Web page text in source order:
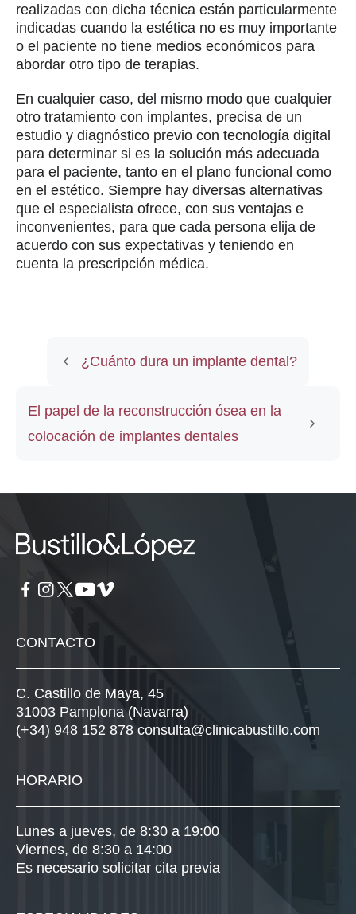
realizadas con dicha técnica están particularmente
indicadas cuando la estética no es muy importante
o el paciente no tiene medios económicos para
abordar otro tipo de terapias.
En cualquier caso, del mismo modo que cualquier
otro tratamiento con implantes, precisa de un
estudio y diagnóstico previo con tecnología digital
para determinar si es la solución más adecuada
para el paciente, tanto en el plano funcional como
en el estético. Siempre hay diversas alternativas
que el especialista ofrece, con sus ventajas e
inconvenientes, para que cada persona elija de
acuerdo con sus expectativas y teniendo en
cuenta la prescripción médica.
¿Cuánto dura un implante dental?
El papel de la reconstrucción ósea en la
colocación de implantes dentales
CONTACTO
C. Castillo de Maya, 45
31003 Pamplona (Navarra)
(+34) 948 152 878 consulta@clinicabustillo.com
HORARIO
Lunes a jueves, de 8:30 a 19:00
Viernes, de 8:30 a 14:00
Es necesario solicitar cita previa